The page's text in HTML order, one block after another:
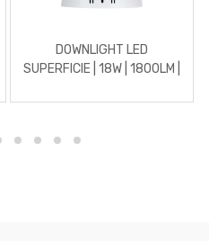
DOWNLIGHT LED
SUPERFICIE | 18W | 1800LM |